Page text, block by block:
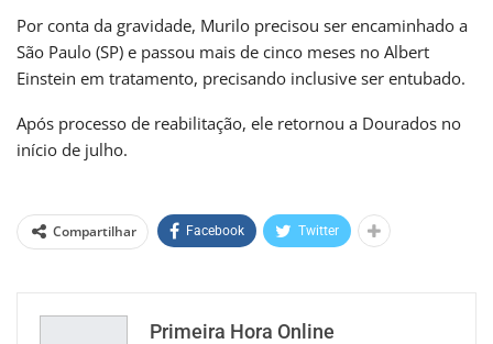
Por conta da gravidade, Murilo precisou ser encaminhado a
São Paulo (SP) e passou mais de cinco meses no Albert
Einstein em tratamento, precisando inclusive ser entubado.
Após processo de reabilitação, ele retornou a Dourados no
início de julho.
Compartilhar Facebook Twitter
Primeira Hora Online